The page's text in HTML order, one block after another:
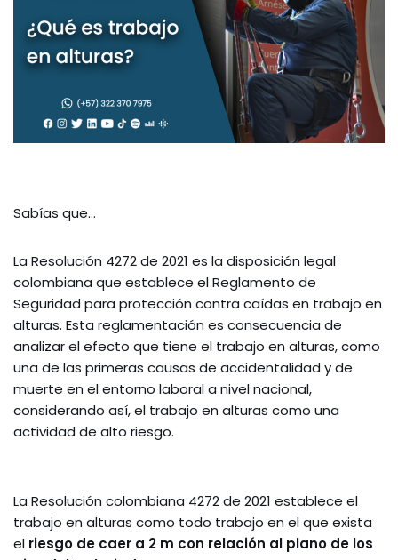
Sabías que…
La Resolución 4272 de 2021 es la disposición legal
colombiana que establece el Reglamento de
Seguridad para protección contra caídas en trabajo en
alturas. Esta reglamentación es consecuencia de
analizar el efecto que tiene el trabajo en alturas, como
una de las primeras causas de accidentalidad y de
muerte en el entorno laboral a nivel nacional,
considerando así, el trabajo en alturas como una
actividad de alto riesgo.
La Resolución colombiana 4272 de 2021 establece el
trabajo en alturas como todo trabajo en el que exista
el riesgo de caer a 2 m con relación al plano de los